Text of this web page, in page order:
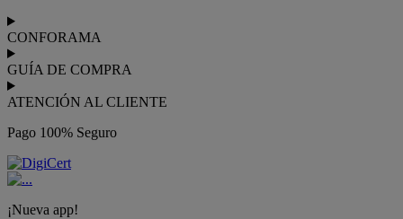
CONFORAMA
GUÍA DE COMPRA
ATENCIÓN AL CLIENTE
Pago 100% Seguro
¡Nueva app!